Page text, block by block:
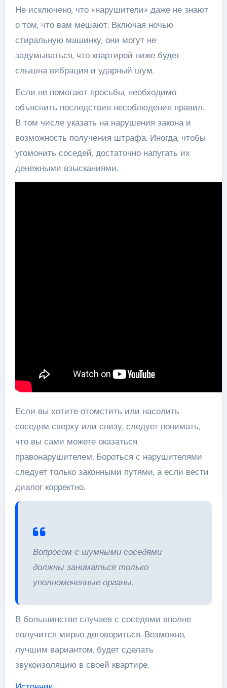
Не исключено, что «нарушители» даже не знают
о том, что вам мешают. Включая ночью
стиральную машинку, они могут не
задумываться, что квартирой ниже будет
слышна вибрация и ударный шум.
Если не помогают просьбы, необходимо
объяснить последствия несоблюдения правил.
В том числе указать на нарушения закона и
возможность получения штрафа. Иногда, чтобы
угомонить соседей, достаточно напугать их
денежными взысканиями.
Если вы хотите отомстить или насолить
соседям сверху или снизу, следует понимать,
что вы сами можете оказаться
правонарушителем. Бороться с нарушителями
следует только законными путями, а если вести
диалог корректно.
Вопросом с шумными соседями
должны заниматься только
уполномоченные органы.
В большинстве случаев с соседями вполне
получится мирно договориться. Возможно,
лучшим вариантом, будет сделать
звукоизоляцию в своей квартире.